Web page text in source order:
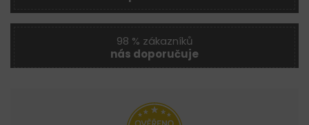
98 % zákazníků
nás doporučuje